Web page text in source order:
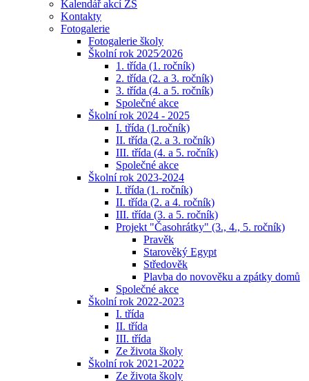
Kalendář akcí ZŠ
Kontakty
Fotogalerie
Fotogalerie školy
Školní rok 2025⁄2026
1. třída (1. ročník)
2. třída (2. a 3. ročník)
3. třída (4. a 5. ročník)
Společné akce
Školní rok 2024 - 2025
I. třída (1.ročník)
II. třída (2. a 3. ročník)
III. třída (4. a 5. ročník)
Společné akce
Školní rok 2023-2024
I. třída (1. ročník)
II. třída (2. a 4. ročník)
III. třída (3. a 5. ročník)
Projekt "Časohrátky" (3., 4., 5. ročník)
Pravěk
Starověký Egypt
Středověk
Plavba do novověku a zpátky domů
Společné akce
Školní rok 2022-2023
I. třída
II. třída
III. třída
Ze života školy
Školní rok 2021-2022
Ze života školy